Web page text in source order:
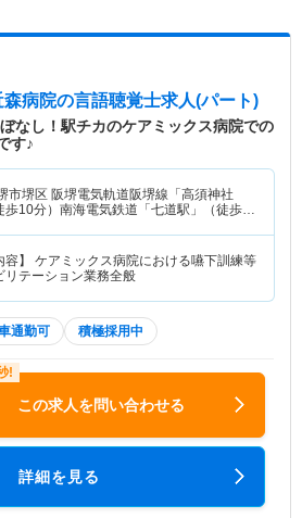
森病院の言語聴覚士求人(パート)
なし！駅チカのケアミックス病院での
す♪
市堺区 阪堺電気軌道阪堺線「高須神社
歩10分）南海電気鉄道「七道駅」（徒歩
容】 ケアミックス病院における嚥下訓練等
リテーション業務全般
通勤可 積極採用中
この求人を問い合わせる
詳細を見る